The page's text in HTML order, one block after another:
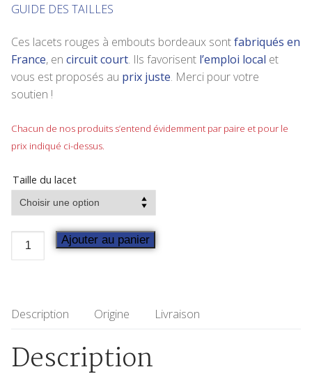
GUIDE DES TAILLES
Ces lacets rouges à embouts bordeaux sontfabriqués en
France, en circuit court. Ils favorisent l’emploi local et
vous est proposés au prix juste. Merci pour votre
soutien !
Chacun de nos produits s’entend évidemment par paire et pour le
prix indiqué ci-dessus.
Taille du lacet
Ajouter au panier
Description Origine Livraison
Description